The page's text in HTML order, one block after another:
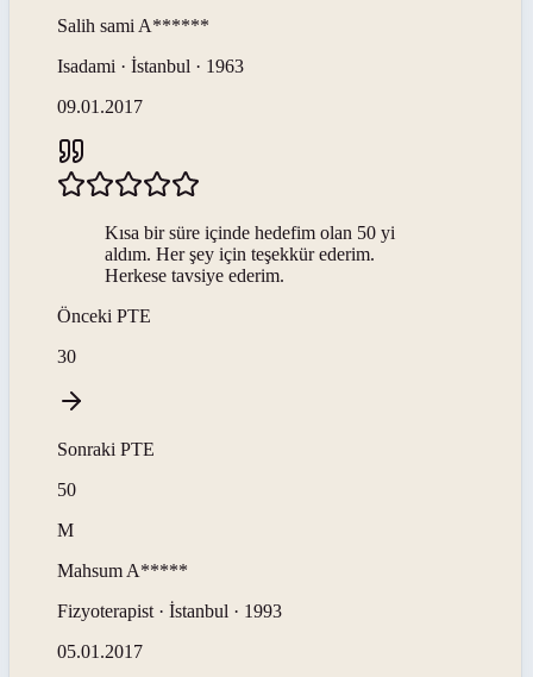
Salih sami A******
Isadami · İstanbul · 1963
09.01.2017
Kısa bir süre içinde hedefim olan 50 yi
aldım. Her şey için teşekkür ederim.
Herkese tavsiye ederim.
Önceki PTE
30
Sonraki PTE
50
M
Mahsum A*****
Fizyoterapist · İstanbul · 1993
05.01.2017